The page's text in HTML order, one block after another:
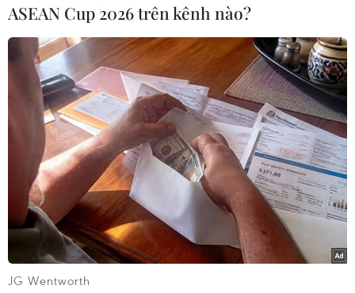
#Ethiopia #ngừng bắn đơn phương
#Tigray
#ngừng bắn vì lý do nhân đạo
Ethiopia
ASEAN Cup 2026 trên kênh nào?
JG Wentworth